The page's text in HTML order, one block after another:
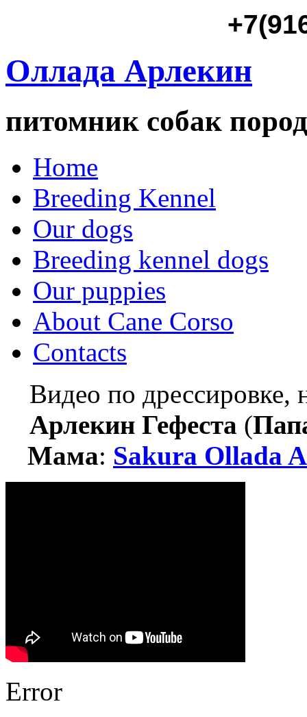
Оллада Арлекин
питомник собак
Home
Breeding Kennel
Our dogs
Breeding kennel dogs
Our puppies
About Cane Corso
Contacts
Видео по дрессировке,
Арлекин Гефеста (
Мама: Sakura Ollada
Error